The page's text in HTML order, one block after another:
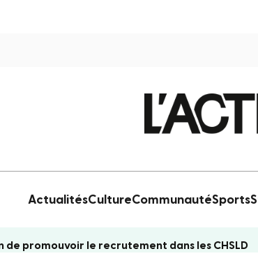
ActualitésCultureCommunautéSports
de promouvoir le recrutement dans les CHSLD